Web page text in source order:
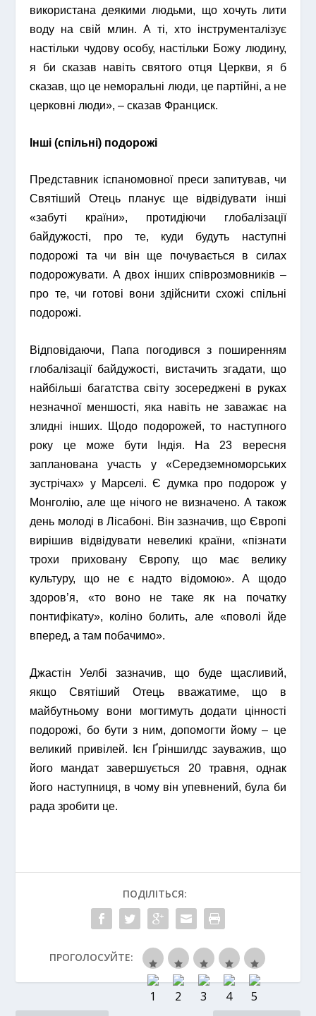
використана деякими людьми, що хочуть лити
воду на свій млин. А ті, хто інструменталізує
настільки чудову особу, настільки Божу людину,
я би сказав навіть святого отця Церкви, я б
сказав, що це неморальні люди, це партійні, а не
церковні люди», – сказав Франциск.
Інші (спільні) подорожі
Представник іспаномовної преси запитував, чи
Святіший Отець планує ще відвідувати інші
«забуті країни», протидіючи глобалізації
байдужості, про те, куди будуть наступні
подорожі та чи він ще почувається в силах
подорожувати. А двох інших співрозмовників –
про те, чи готові вони здійснити схожі спільні
подорожі.
Відповідаючи, Папа погодився з поширенням
глобалізації байдужості, вистачить згадати, що
найбільші багатства світу зосереджені в руках
незначної меншості, яка навіть не заважає на
злидні інших. Щодо подорожей, то наступного
року це може бути Індія. На 23 вересня
запланована участь у «Середземноморських
зустрічах» у Марселі. Є думка про подорож у
Монголію, але ще нічого не визначено. А також
день молоді в Лісабоні. Він зазначив, що Європі
вирішив відвідувати невеликі країни, «пізнати
трохи приховану Європу, що має велику
культуру, що не є надто відомою». А щодо
здоров’я, «то воно не таке як на початку
понтифікату», коліно болить, але «поволі йде
вперед, а там побачимо».
Джастін Уелбі зазначив, що буде щасливий,
якщо Святіший Отець вважатиме, що в
майбутньому вони могтимуть додати цінності
подорожі, бо бути з ним, допомогти йому – це
великий привілей. Ієн Ґріншилдс зауважив, що
його мандат завершується 20 травня, однак
його наступниця, в чому він упевнений, була би
рада зробити це.
ПОДІЛІТЬСЯ:
ПРОГОЛОСУЙТЕ: